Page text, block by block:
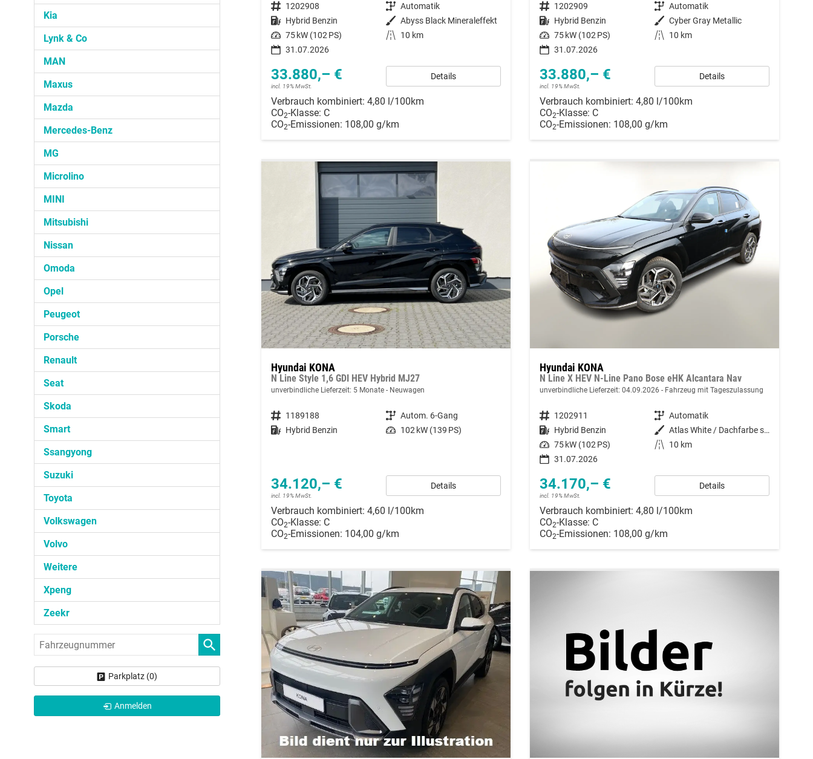
Fahrzeugnummer 1202908 Getriebe Automatik
Kraftstoff Hybrid Benzin Außenfarbe Abyss Black Mineraleffekt
Leistung 75 kW (102 PS) Kilometerstand
10 km
31.07.2026
33.880,– €
incl. 19% MwSt.
Details
Verbrauch kombiniert: 4,80 l/100km
CO2-Klasse: C
CO2-Emissionen: 108,00 g/km
Fahrzeugnummer 1202909 Getriebe Automatik
Kraftstoff Hybrid Benzin Außenfarbe Cyber Gray Metallic
Leistung 75 kW (102 PS) Kilometerstand
10 km
31.07.2026
33.880,– €
incl. 19% MwSt.
Details
Verbrauch kombiniert: 4,80 l/100km
CO2-Klasse: C
CO2-Emissionen: 108,00 g/km
Hyundai KONA
N Line Style 1,6 GDI HEV Hybrid MJ27
unverbindliche Lieferzeit: 5 Monate Neuwagen
Fahrzeugnummer 1189188 Getriebe Autom. 6-Gang
Kraftstoff Hybrid Benzin Leistung 102 kW (139 PS)
34.120,– €
incl. 19% MwSt.
Details
Verbrauch kombiniert: 4,60 l/100km
CO2-Klasse: C
CO2-Emissionen: 104,00 g/km
Hyundai KONA
N Line X HEV N-Line Pano Bose eHK Alcantara Nav
unverbindliche Lieferzeit: 04.09.2026 Fahrzeug mit Tageszulassung
Fahrzeugnummer 1202911 Getriebe Automatik
Kraftstoff Hybrid Benzin Außenfarbe
Atlas White / Dachfarbe schwarz
Leistung 75 kW (102 PS) Kilometerstand
10 km
31.07.2026
34.170,– €
incl. 19% MwSt.
Details
Verbrauch kombiniert: 4,80 l/100km
CO2-Klasse: C
CO2-Emissionen: 108,00 g/km
Kia
Lynk & Co
MAN
Maxus
Mazda
Mercedes-Benz
MG
Microlino
MINI
Mitsubishi
Nissan
Omoda
Opel
Peugeot
Porsche
Renault
Seat
Skoda
Smart
Ssangyong
Suzuki
Toyota
Volkswagen
Volvo
Weitere
Xpeng
Zeekr
Fahrzeugnummer
Parkplatz (0)
Anmelden